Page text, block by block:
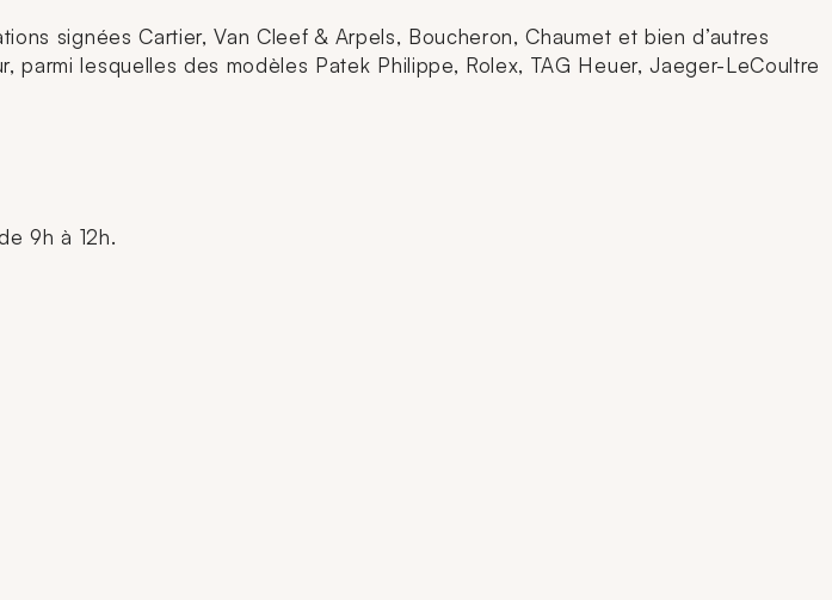
signées Cartier, Van Cleef & Arpels, Boucheron, Chaumet et bien d’autres
lesquelles des modèles Patek Philippe, Rolex, TAG Heuer, Jaeger-LeCoultre
9h à 12h.